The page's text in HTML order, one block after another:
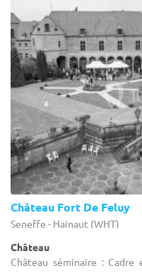
Château Fort De Feluy
Seneffe - Hainaut (WHT)
Château
Château séminaire :